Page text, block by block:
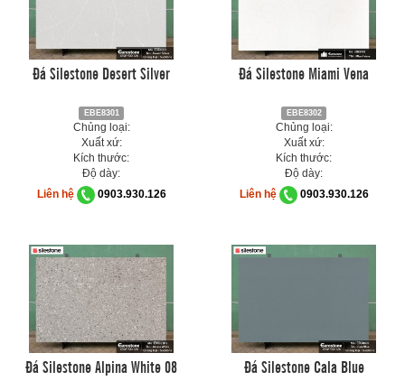
Đá Silestone Desert Silver
EBE8301
Chủng loại:
Xuất xứ:
Kích thước:
Độ dày:
Liên hệ
0903.930.126
Đá Silestone Miami Vena
EBE8302
Chủng loại:
Xuất xứ:
Kích thước:
Độ dày:
Liên hệ
0903.930.126
Đá Silestone Alpina White 08 Đá Silestone Cala Blue